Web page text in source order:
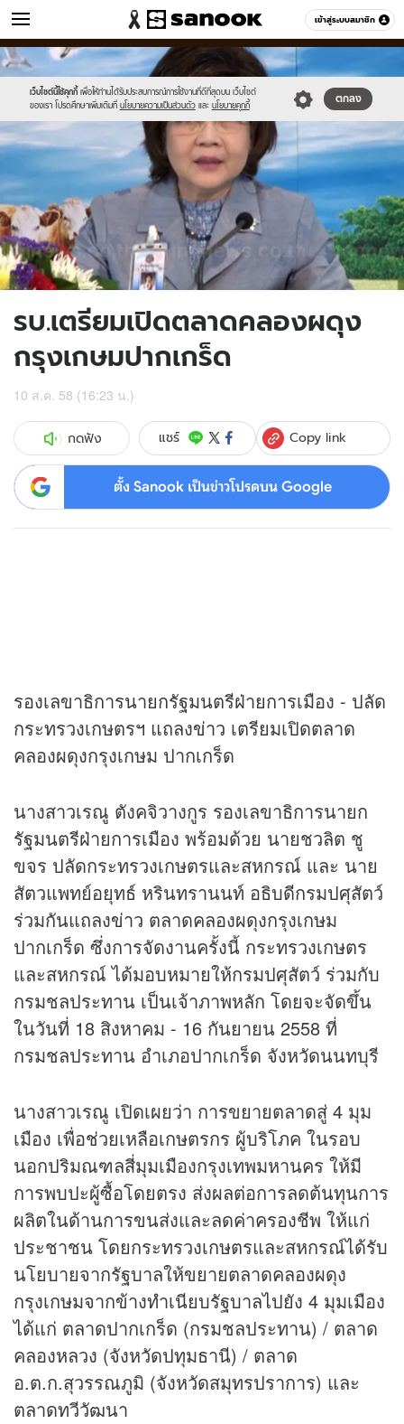
เข้าสู่ระบบสมาชิก
ข่าว หมวดอื่นๆ
เว็บไซต์นี้ใช้คุกกี้ เพื่อให้ท่านได้รับประสบการณ์การใช้งานที่ดีที่สุดบน เว็บไซต์
ของเรา โปรดศึกษาเพิ่มเติมที่ นโยบายความเป็นส่วนตัว และ นโยบายคุกกี้
ตกลง
Sanook
//s.isanook.com/sr/0/images/logo-
new-
sanook.png
600
60
//s.isanook.com/ns/0/ud/369/1845218/638048-
01.jpg
รบ.เตรียมเปิดตลาดคลองผดุง
กรุงเกษมปากเกร็ด
10 ส.ค. 58 (16:23 น.)
กดฟัง แชร์ Copy link
ตั้ง Sanook เป็นข่าวโปรดบน Google
รองเลขาธิการนายกรัฐมนตรีฝ่ายการเมือง - ปลัด
กระทรวงเกษตรฯ แถลงข่าว เตรียมเปิดตลาด
คลองผดุงกรุงเกษม ปากเกร็ด
นางสาวเรณู ตังคจิวางกูร รองเลขาธิการนายก
รัฐมนตรีฝ่ายการเมือง พร้อมด้วย นายชวลิต ชู
ขจร ปลัดกระทรวงเกษตรและสหกรณ์ และ นาย
สัตวแพทย์อยุทธ์ หรินทรานนท์ อธิบดีกรมปศุสัตว์
ร่วมกันแถลงข่าว ตลาดคลองผดุงกรุงเกษม
ปากเกร็ด ซึ่งการจัดงานครั้งนี้ กระทรวงเกษตร
และสหกรณ์ ได้มอบหมายให้กรมปศุสัตว์ ร่วมกับ
กรมชลประทาน เป็นเจ้าภาพหลัก โดยจะจัดขึ้น
ในวันที่ 18 สิงหาคม - 16 กันยายน 2558 ที่
กรมชลประทาน อำเภอปากเกร็ด จังหวัดนนทบุรี
นางสาวเรณู เปิดเผยว่า การขยายตลาดสู่ 4 มุม
เมือง เพื่อช่วยเหลือเกษตรกร ผู้บริโภค ในรอบ
นอกปริมณฑลสี่มุมเมืองกรุงเทพมหานคร ให้มี
การพบปะผู้ซื้อโดยตรง ส่งผลต่อการลดต้นทุนการ
ผลิตในด้านการขนส่งและลดค่าครองชีพ ให้แก่
ประชาชน โดยกระทรวงเกษตรและสหกรณ์ได้รับ
นโยบายจากรัฐบาลให้ขยายตลาดคลองผดุง
กรุงเกษมจากข้างทำเนียบรัฐบาลไปยัง 4 มุมเมือง
ได้แก่ ตลาดปากเกร็ด (กรมชลประทาน) / ตลาด
คลองหลวง (จังหวัดปทุมธานี) / ตลาด
อ.ต.ก.สุวรรณภูมิ (จังหวัดสมุทรปราการ) และ
ตลาดทวีวัฒนา